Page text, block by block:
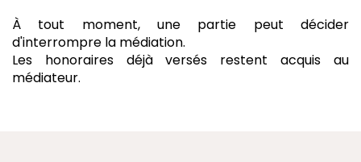
À tout moment, une partie peut décider
d'interrompre la médiation.
Les honoraires déjà versés restent acquis au
médiateur.